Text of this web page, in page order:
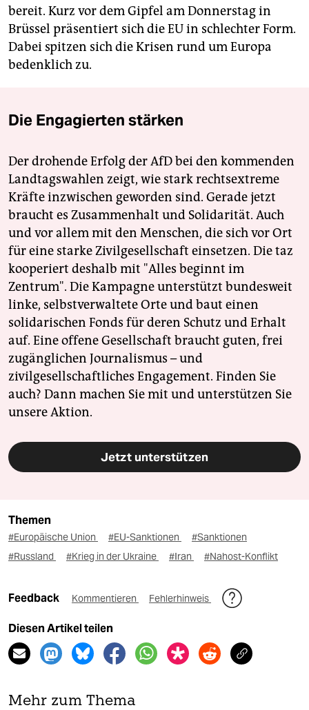
bereit. Kurz vor dem Gipfel am Donnerstag in
Brüssel präsentiert sich die EU in schlechter Form.
Dabei spitzen sich die Krisen rund um Europa
bedenklich zu.
Die Engagierten stärken
Der drohende Erfolg der AfD bei den kommenden
Landtagswahlen zeigt, wie stark rechtsextreme
Kräfte inzwischen geworden sind. Gerade jetzt
braucht es Zusammenhalt und Solidarität. Auch
und vor allem mit den Menschen, die sich vor Ort
für eine starke Zivilgesellschaft einsetzen. Die taz
kooperiert deshalb mit "Alles beginnt im
Zentrum". Die Kampagne unterstützt bundesweit
linke, selbstverwaltete Orte und baut einen
solidarischen Fonds für deren Schutz und Erhalt
auf. Eine offene Gesellschaft braucht guten, frei
zugänglichen Journalismus – und
zivilgesellschaftliches Engagement. Finden Sie
auch? Dann machen Sie mit und unterstützen Sie
unsere Aktion.
Jetzt unterstützen
Themen
#Europäische Union #EU-Sanktionen
#Sanktionen
#Russland
#Krieg in der Ukraine #Iran #Nahost-Konflikt
Feedback Kommentieren Fehlerhinweis
Diesen Artikel teilen
Mehr zum Thema